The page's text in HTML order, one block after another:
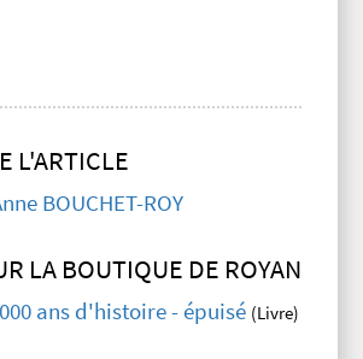
L'ARTICLE
BOUCHET-ROY
LA BOUTIQUE DE ROYAN
ans d'histoire - épuisé (Livre)